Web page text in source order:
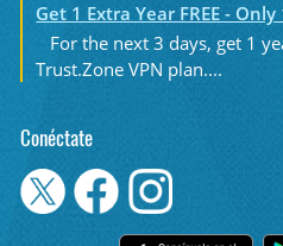
Get 1 Extra Year FREE -
For the next 3 days, get 1
Trust.Zone VPN plan....
Conéctate